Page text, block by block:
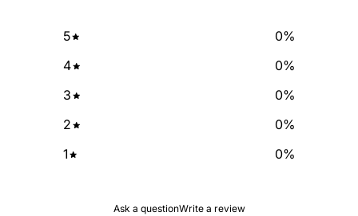
5 0%
4
0%
3
0%
2
0%
1
0%
Ask a questionWrite a review